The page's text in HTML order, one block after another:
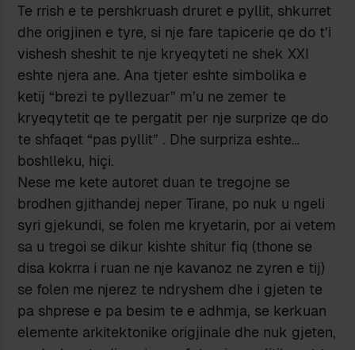
Te rrish e te pershkruash druret e pyllit, shkurret
dhe origjinen e tyre, si nje fare tapicerie qe do t’i
vishesh sheshit te nje kryeqyteti ne shek XXI
eshte njera ane. Ana tjeter eshte simbolika e
ketij “brezi te pyllezuar” m’u ne zemer te
kryeqytetit qe te pergatit per nje surprize qe do
te shfaqet “pas pyllit” . Dhe surpriza eshte…
boshlleku, hiçi.
Nese me kete autoret duan te tregojne se
brodhen gjithandej neper Tirane, po nuk u ngeli
syri gjekundi, se folen me kryetarin, por ai vetem
sa u tregoi se dikur kishte shitur fiq (thone se
disa kokrra i ruan ne nje kavanoz ne zyren e tij)
se folen me njerez te ndryshem dhe i gjeten te
pa shprese e pa besim te e adhmja, se kerkuan
elemente arkitektonike origjinale dhe nuk gjeten,